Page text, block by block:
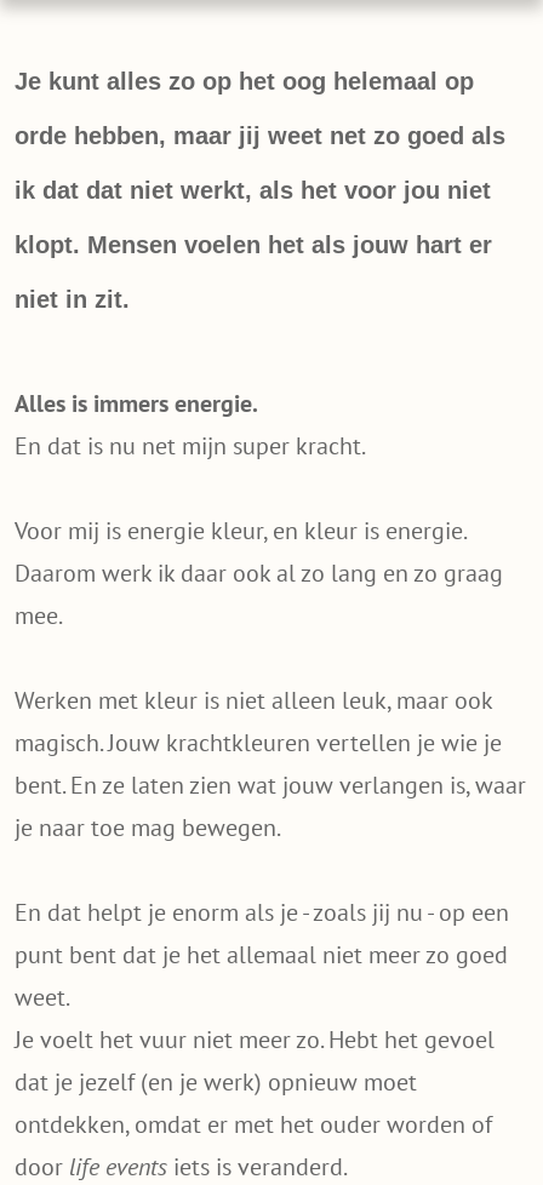
Je kunt alles zo op het oog helemaal op
orde hebben, maar jij weet net zo goed als
ik dat dat niet werkt, als het voor jou niet
klopt. Mensen voelen het als jouw hart er
niet in zit.
Alles is immers energie.
En dat is nu net mijn super kracht.
Voor mij is energie kleur, en kleur is energie.
Daarom werk ik daar ook al zo lang en zo graag
mee.
Werken met kleur is niet alleen leuk, maar ook
magisch. Jouw krachtkleuren vertellen je wie je
bent. En ze laten zien wat jouw verlangen is, waar
je naar toe mag bewegen.
En dat helpt je enorm als je - zoals jij nu - op een
punt bent dat je het allemaal niet meer zo goed
weet.
Je voelt het vuur niet meer zo. Hebt het gevoel
dat je jezelf (en je werk) opnieuw moet
ontdekken, omdat er met het ouder worden of
door life events iets is veranderd.